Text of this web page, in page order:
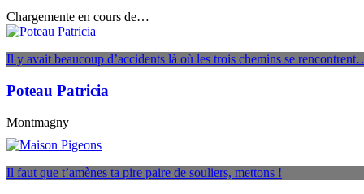
Chargemente en cours de…
Il y avait beaucoup d’accidents là où les trois chemins se
Poteau Patricia
Montmagny
Il faut que t’amènes ta pire paire de souliers, mettons !